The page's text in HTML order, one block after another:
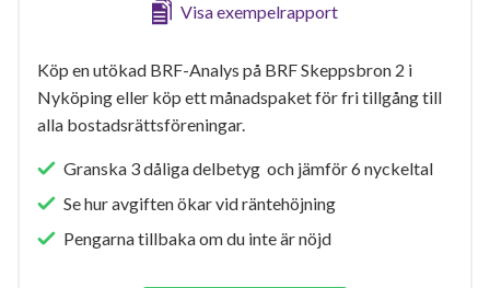
Visa exempelrapport
Köp en utökad BRF-Analys på BRF Skeppsbron 2 i
Nyköping eller köp ett månadspaket för fri tillgång till
alla bostadsrättsföreningar.
Granska 3 dåliga delbetyg och jämför 6 nyckeltal
Se hur avgiften ökar vid räntehöjning
Pengarna tillbaka om du inte är nöjd